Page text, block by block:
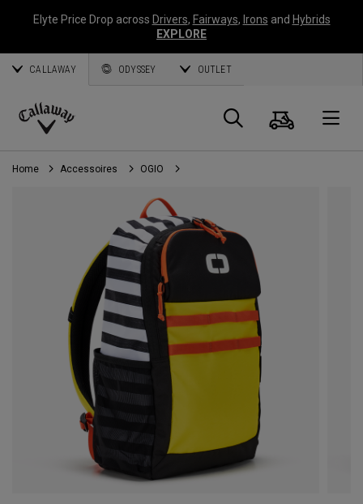
Elyte Price Drop across Drivers, Fairways, Irons and Hybrids
EXPLORE
CALLAWAY ODYSSEY OUTLET
Callaway
Golf
Panier
Home Accessoires OGIO